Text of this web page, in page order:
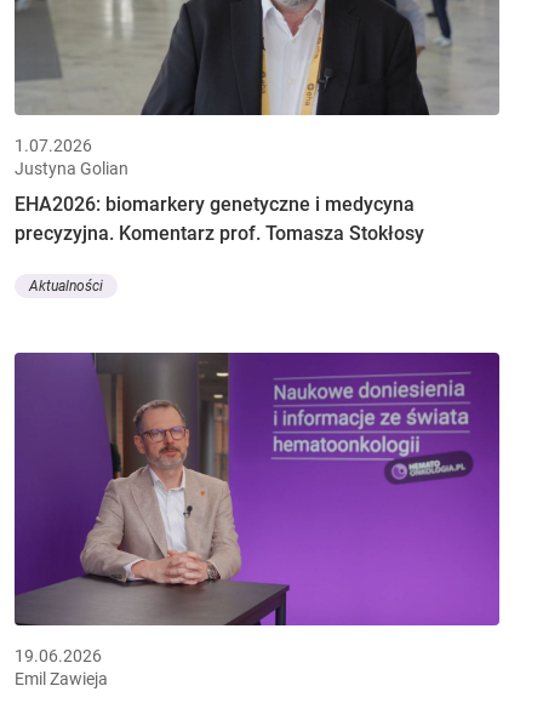
1.07.2026
Justyna Golian
EHA2026: biomarkery genetyczne i medycyna
precyzyjna. Komentarz prof. Tomasza Stokłosy
Aktualności
19.06.2026
Emil Zawieja